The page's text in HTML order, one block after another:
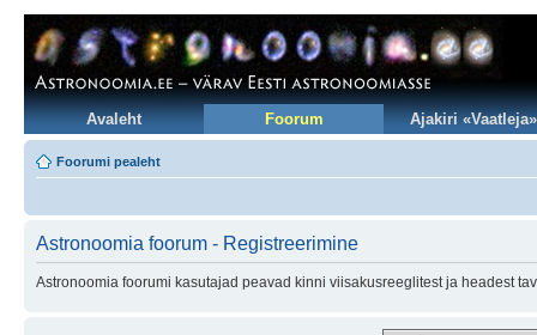
Avaleht Foorum Ajakiri «Vaatleja»
Foorumi pealeht
Astronoomia foorum - Registreerimine
Astronoomia foorumi kasutajad peavad kinni viisakusreeglitest ja headest